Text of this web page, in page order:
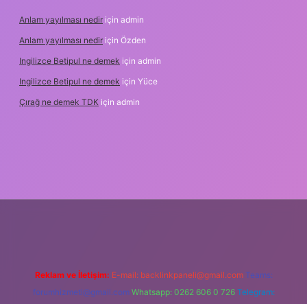
Anlam yayılması nedir için admin
Anlam yayılması nedir için Özden
Ingilizce Betipul ne demek için admin
Ingilizce Betipul ne demek için Yüce
Çırağ ne demek TDK için admin
Reklam ve İletişim: E-mail: backlinkpaneli@gmail.com Teams:
forumhizmeti@gmail.com Whatsapp: 0262 606 0 726 Telegram: